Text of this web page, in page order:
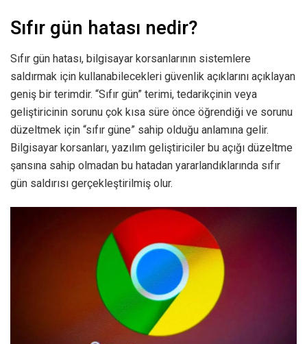
Sıfır gün hatası nedir?
Sıfır gün hatası, bilgisayar korsanlarının sistemlere
saldırmak için kullanabilecekleri güvenlik açıklarını açıklayan
geniş bir terimdir. “Sıfır gün” terimi, tedarikçinin veya
geliştiricinin sorunu çok kısa süre önce öğrendiği ve sorunu
düzeltmek için “sıfır güne” sahip olduğu anlamına gelir.
Bilgisayar korsanları, yazılım geliştiriciler bu açığı düzeltme
şansına sahip olmadan bu hatadan yararlandıklarında sıfır
gün saldırısı gerçekleştirilmiş olur.